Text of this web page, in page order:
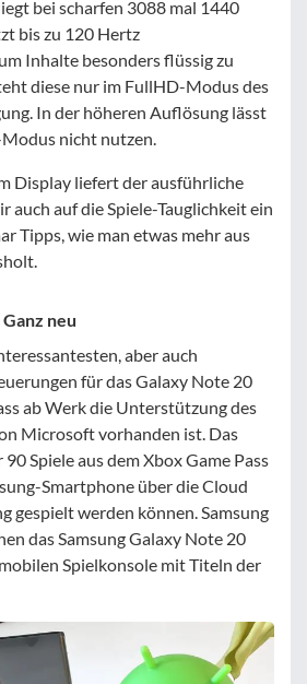
bei scharfen 3088 mal 1440
bis zu 120 Hertz
Inhalte besonders flüssig zu
diese nur im FullHD-Modus des
In der höheren Auflösung lässt
nicht nutzen.
Display liefert der ausführliche
auch auf die Spiele-Tauglichkeit ein
Tipps, wie man etwas mehr aus
neu
aber auch
für das Galaxy Note 20
ab Werk die Unterstützung des
Microsoft vorhanden ist. Das
Spiele aus dem Xbox Game Pass
Smartphone über die Cloud
gespielt werden können. Samsung
das Samsung Galaxy Note 20
Spielkonsole mit Titeln der